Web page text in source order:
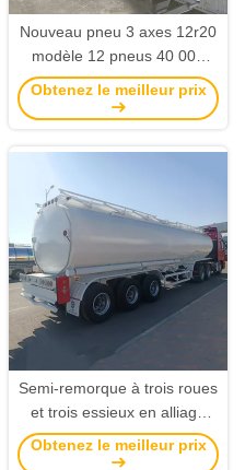
Nouveau pneu 3 axes 12r20
modèle 12 pneus 40 000
litres 45 000 litres réservoir
de carburant semi-remorque
client)
Obtenez le meilleur prix
Semi-remorque à trois roues
et trois essieux en alliage
d'aluminium, réservoir de
carburant, avec système de
Obtenez le meilleur prix